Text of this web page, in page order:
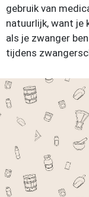
gebruik van
natuurlijk, want je
als je zwanger
tijdens